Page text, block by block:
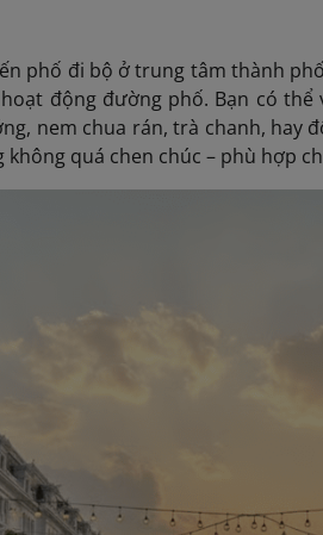
phố đi bộ ở trung tâm thành
động đường phố. Bạn có
nem chua rán, trà chanh, hay
quá chen chúc – phù hợp